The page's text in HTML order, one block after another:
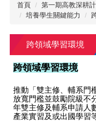
首頁 第一期高教深耕
培養學生關鍵能力
跨領域學習環境
跨領域學習環境
推動「雙主修、輔系門
放寬門檻並鼓勵院級不
年雙主修及輔系申請人
產業實習及或出國學習